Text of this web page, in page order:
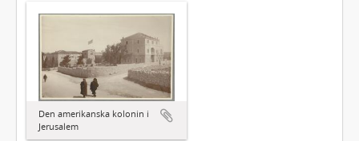
Den amerikanska kolonin i
Jerusalem